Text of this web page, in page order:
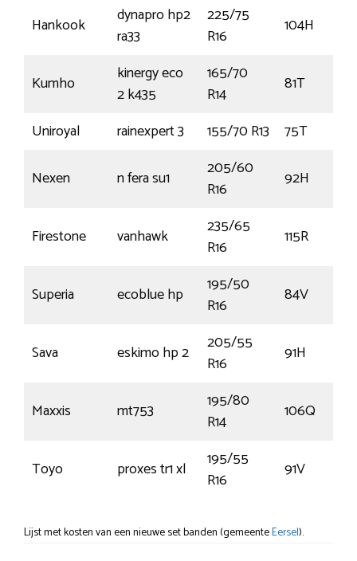
Hankook
dynapro hp2
ra33
225/75
R16
104H
Kumho
kinergy eco
2 k435
165/70
R14
81T
Uniroyal
rainexpert 3 155/70 R13
75T
Nexen
n fera su1
205/60
R16
92H
Firestone vanhawk
235/65
R16
115R
Superia ecoblue hp
195/50
R16
84V
Sava eskimo hp 2
205/55
R16
91H
Maxxis mt753
195/80
R14
106Q
Toyo proxes tr1 xl
195/55
R16
91V
Lijst met kosten van een nieuwe set banden (gemeenteEersel).